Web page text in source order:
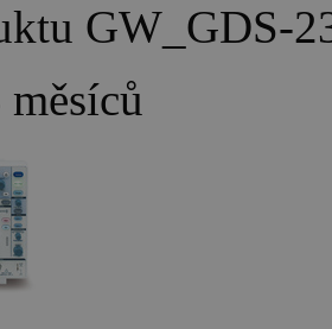
GW_GDS-
měsíců